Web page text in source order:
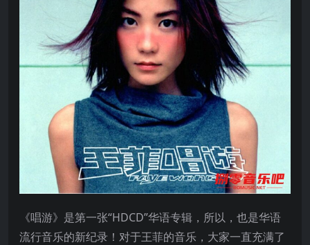
《唱游》是第一张“HDCD”华语专辑，所以，也是华语
流行音乐的新纪录！对于王菲的音乐，大家一直充满了